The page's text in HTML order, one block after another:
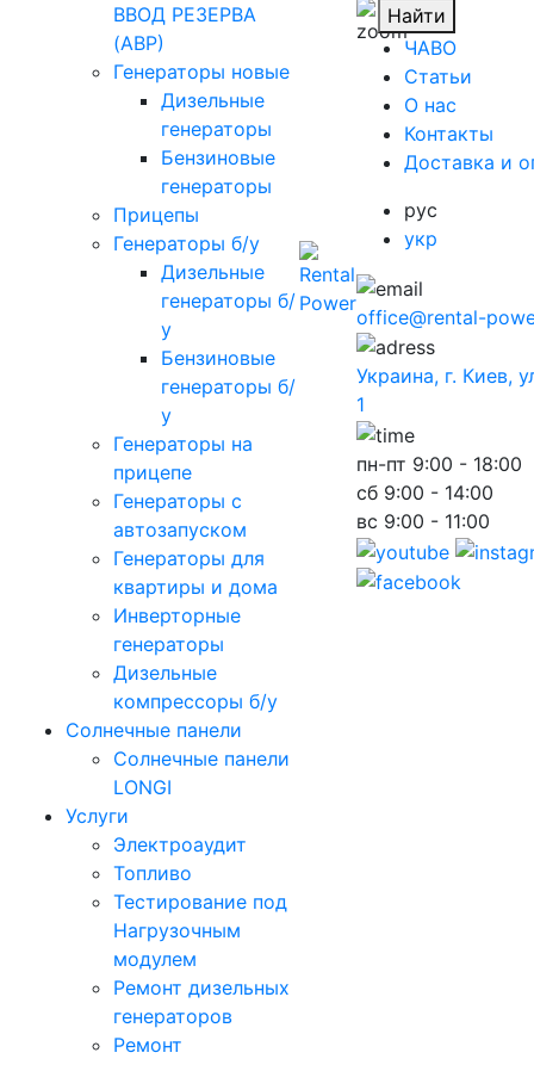
ВВОД РЕЗЕРВА
(АВР)
Генераторы новые
Дизельные
генераторы
Бензиновые
генераторы
Прицепы
Генераторы б/у
Дизельные
генераторы б/
у
Бензиновые
генераторы б/
у
Генераторы на
прицепе
Генераторы с
автозапуском
Генераторы для
квартиры и дома
Инверторные
генераторы
Дизельные
компрессоры б/у
Солнечные панели
Солнечные панели
LONGI
Услуги
Электроаудит
Топливо
Тестирование под
Нагрузочным
модулем
Ремонт дизельных
генераторов
Ремонт
Найти
ЧАВО
Cтатьи
O нас
Контакты
Доставка и
рус
укр
office@rental-
Украина, г. Киев,
1
пн-пт 9:00 - 18:00
сб 9:00 - 14:00
вс 9:00 - 11:00